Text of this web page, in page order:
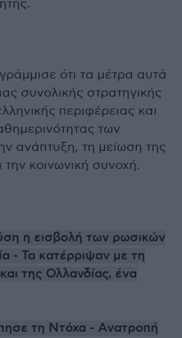
ότι τα μέτρα αυτά
συνολικής στρατηγικής
περιφέρειας και
των
ανάπτυξη, τη μείωση της
την κοινωνική συνοχή.
η εισβολή των ρωσικών
- Τα κατέρριψαν με τη
της Ολλανδίας, ένα
τη Ντόχα - Ανατροπή